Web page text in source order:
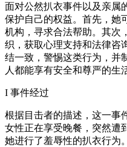
面对公然扒衣事件以及亲属
保护自己的权益。首先，她
机构，寻求合法帮助。其次
织，获取心理支持和法律咨
结一致，警惕这类行为，并
人都能享有安全和尊严的生
I 事件经过
根据目击者的描述，这一事
女性正在享受晚餐，突然遭
她进行了羞辱性的扒衣行为